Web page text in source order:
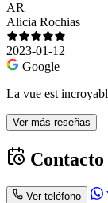
AR
Alicia Rochias
2023-01-12
Google
La vue est
Ver más reseñas
Ver teléfono